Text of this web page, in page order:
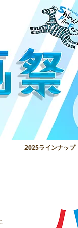
2025ラインナップ